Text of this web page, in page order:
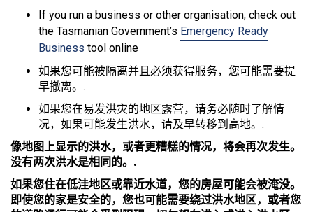
If you run a business or other organisation, check out
the Tasmanian Government’s Emergency Ready
Business tool online
如果您可能被隔离并且必须获得服务，您可能需要提
早撤离。.
如果您在易发洪灾的地区露营，请务必随时了解情
况，如果可能发生洪水，请及早转移到高地。.
像地图上显示的洪水，或者更糟糕的情况，将会再次发生。
没有两次洪水是相同的。.
如果您住在低洼地区或靠近水道，您的房屋可能会被淹没。
即使您的家是安全的，您也可能需要绕过洪水地区，或者您